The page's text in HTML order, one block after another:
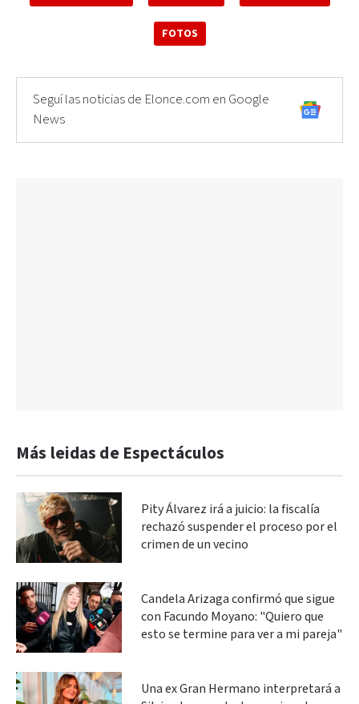
FOTOS
Seguí las noticias de Elonce.com en Google
News
Más leidas de Espectáculos
Pity Álvarez irá a juicio: la fiscalía
rechazó suspender el proceso por el
crimen de un vecino
Candela Arizaga confirmó que sigue
con Facundo Moyano: "Quiero que
esto se termine para ver a mi pareja"
Una ex Gran Hermano interpretará a